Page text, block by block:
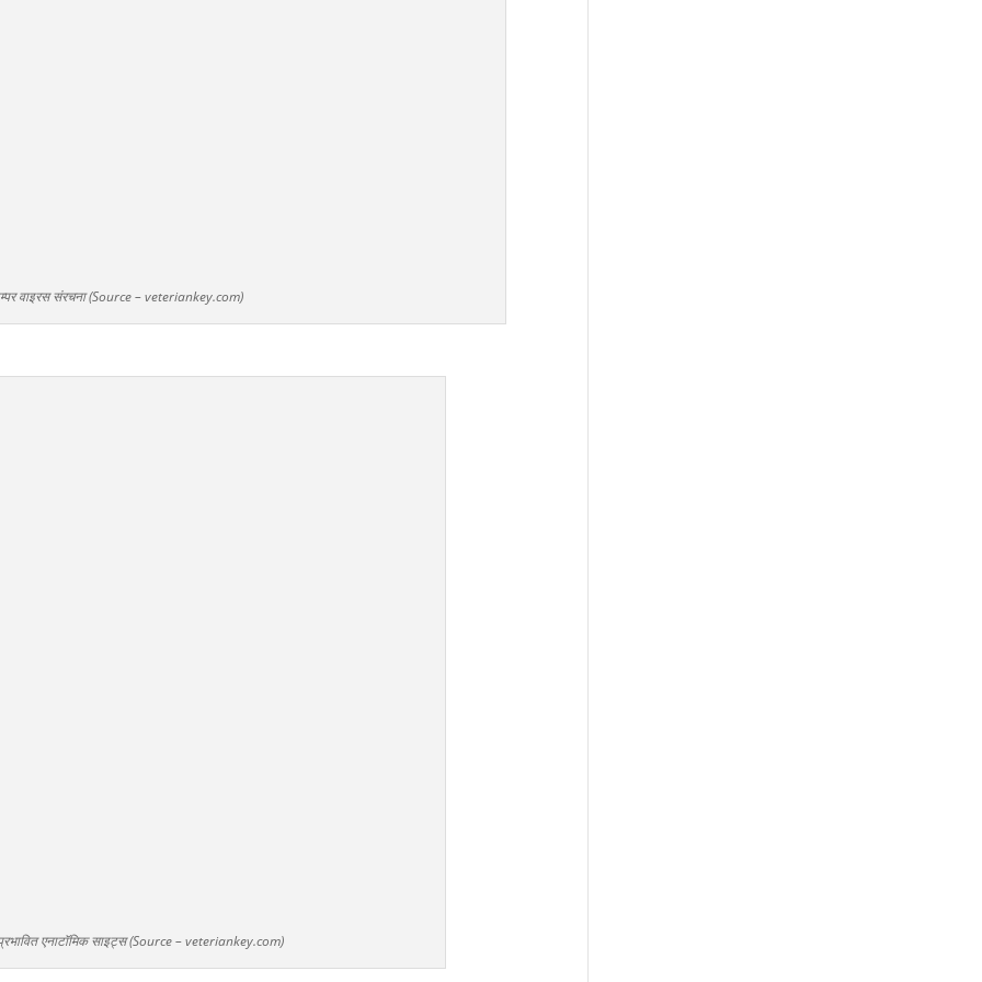
वाइरस संरचना (Source – veteriankey.com)
प्रभावित एनाटॉमिक साइट्स (Source – veteriankey.com)